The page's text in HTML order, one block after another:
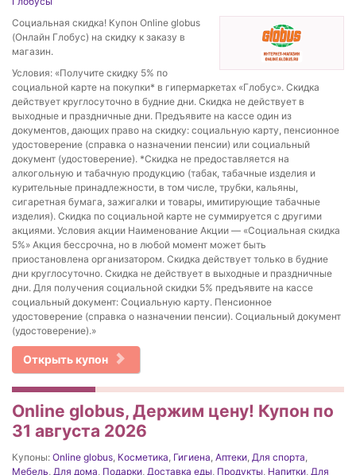
Социальная скидка! Купон Online globus
(Онлайн Глобус) на скидку к заказу в
магазин.
Условия: «Получите скидку 5% по
социальной карте на покупки* в гипермаркетах «Глобус». Скидка
действует круглосуточно в будние дни. Скидка не действует в
выходные и праздничные дни. Предъявите на кассе один из
документов, дающих право на скидку: социальную карту, пенсионное
удостоверение (справка о назначении пенсии) или социальный
документ (удостоверение). *Скидка не предоставляется на
алкогольную и табачную продукцию (табак, табачные изделия и
курительные принадлежности, в том числе, трубки, кальяны,
сигаретная бумага, зажигалки и товары, имитирующие табачные
изделия). Скидка по социальной карте не суммируется с другими
акциями. Условия акции Наименование Акции — «Социальная скидка
5%» Акция бессрочна, но в любой момент может быть
приостановлена организатором. Скидка действует только в будние
дни круглосуточно. Скидка не действует в выходные и праздничные
дни. Для получения социальной скидки 5% предъявите на кассе
социальный документ: Социальную карту. Пенсионное
удостоверение (справка о назначении пенсии). Социальный документ
(удостоверение).»
Открыть купон
Online globus, Держим цену! Купон по
31 августа 2026
Купоны: Online globus, Косметика, Гигиена, Аптеки, Для спорта,
Мебель, Для дома, Подарки, Доставка еды, Продукты, Напитки, Для